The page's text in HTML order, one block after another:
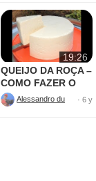
19:26
QUEIJO DA ROÇA –
COMO FAZER O
PASSO A PASSO
· 6 y